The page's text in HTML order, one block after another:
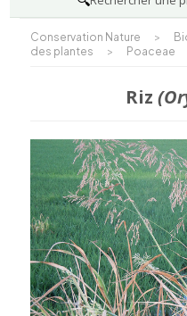
Conservation Nature >
des plantes
> Poaceae
Riz